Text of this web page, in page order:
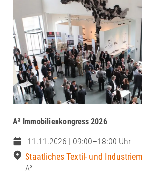
A³ Immobilienkongress 2026
11.11.2026 | 09:00–18:00 Uhr
Staatliches Textil- und
A³